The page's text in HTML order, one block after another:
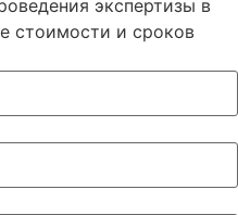
экспертизы в
стоимости и сроков